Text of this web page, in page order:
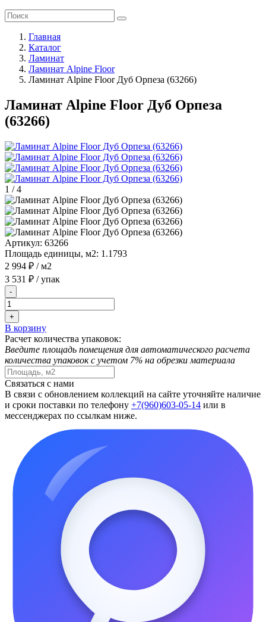
Главная
Каталог
Ламинат
Ламинат Alpine Floor
Ламинат Alpine Floor Дуб Орпеза (63266)
Ламинат Alpine Floor Дуб Орпеза
(63266)
1 /4
Артикул: 63266
Площадь единицы, м2: 1.1793
2 994 ₽ / м2
3 531 ₽ / упак
-
+
В корзину
Расчет количества упаковок:
Введите площадь помещения для автоматического расчета
количества упаковок с учетом 7% на обрезки материала
Связаться с нами
В связи с обновлением коллекций на сайте уточняйте наличие
и сроки поставки по телефону +7(960)603-05-14 или в
мессенджерах по ссылкам ниже.